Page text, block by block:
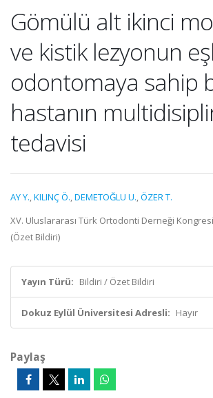
Gömülü alt ikinci
ve kistik lezyonun
odontomaya sahip
hastanın
tedavisi
AY Y.,KILINÇ Ö.,DEMETOĞLU U.,ÖZER T.
XV. Uluslararası Türk Ortodonti Derneği
(Özet Bildiri)
Yayın Türü: Bildiri / Özet Bildiri
Dokuz Eylül Üniversitesi Adresli: Hayır
Paylaş